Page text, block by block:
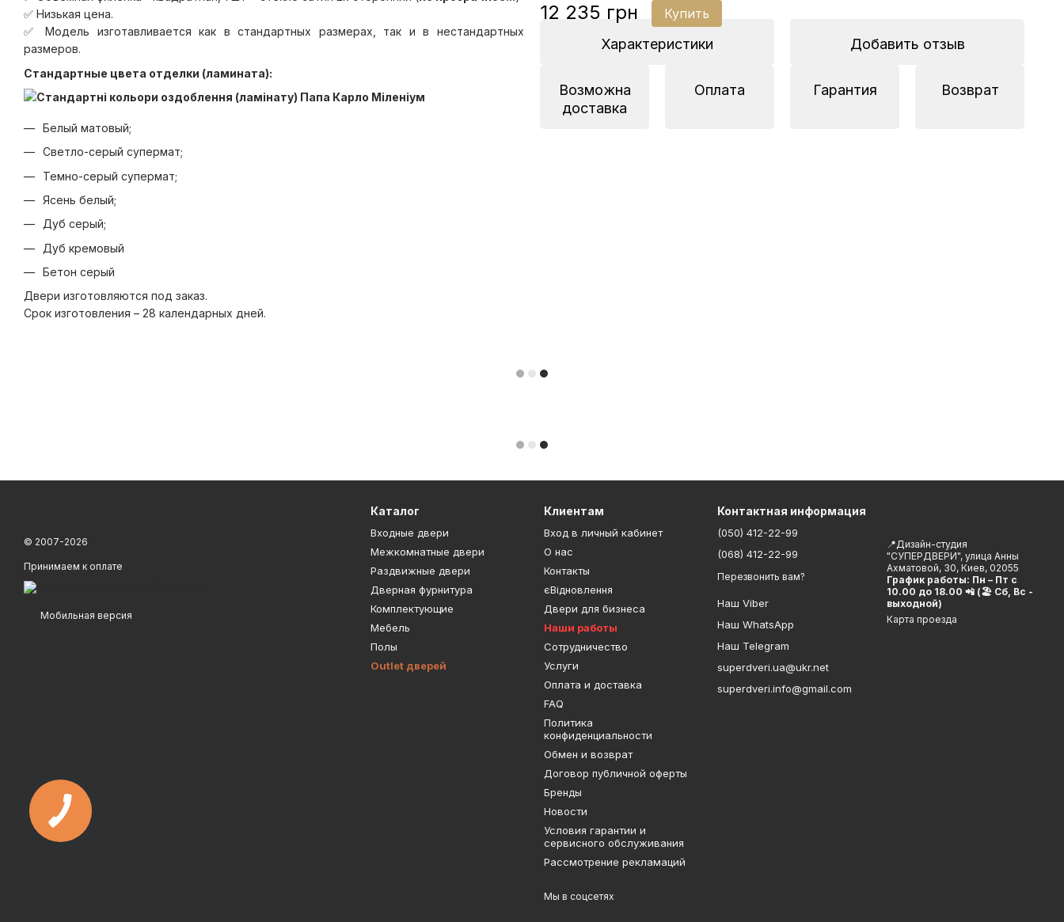
✅ Низькая цена.
✅ Модель изготавливается как в стандартных размерах, так и в нестандартных
размеров.
Стандартные цвета отделки (ламината):
Белый матовый;
Светло-серый супермат;
Темно-серый супермат;
Ясень белый;
Дуб серый;
Дуб кремовый
Бетон серый
Двери изготовляются под заказ.
Срок изготовления – 28 календарных дней.
12 235 грн Купить
Характеристики Добавить отзыв
Возможна
доставка
Оплата Гарантия Возврат
© 2007-2026
Принимаем к оплате
Мобильная версия
Каталог
Входные двери
Межкомнатные двери
Раздвижные двери
Дверная фурнитура
Комплектующие
Мебель
Полы
Outlet дверей
Клиентам
Вход в личный кабинет
О нас
Контакты
єВідновлення
Двери для бизнеса
Наши работы
Сотрудничество
Услуги
Оплата и доставка
FAQ
Политика
конфиденциальности
Обмен и возврат
Договор публичной оферты
Бренды
Новости
Условия гарантии и
сервисного обслуживания
Рассмотрение рекламаций
Мы в соцсетях
Контактная информация
(050) 412-22-99
(068) 412-22-99
Перезвонить вам?
Наш Viber
Наш WhatsApp
Наш Telegram
superdveri.ua@ukr.net
superdveri.info@gmail.com
📍Дизайн-студия
"СУПЕРДВЕРИ", улица Анны
Ахматовой, 30, Киев, 02055
График работы: Пн – Пт с
10.00 до 18.00 📲 (🏖 Сб, Вс -
выходной)
Карта проезда